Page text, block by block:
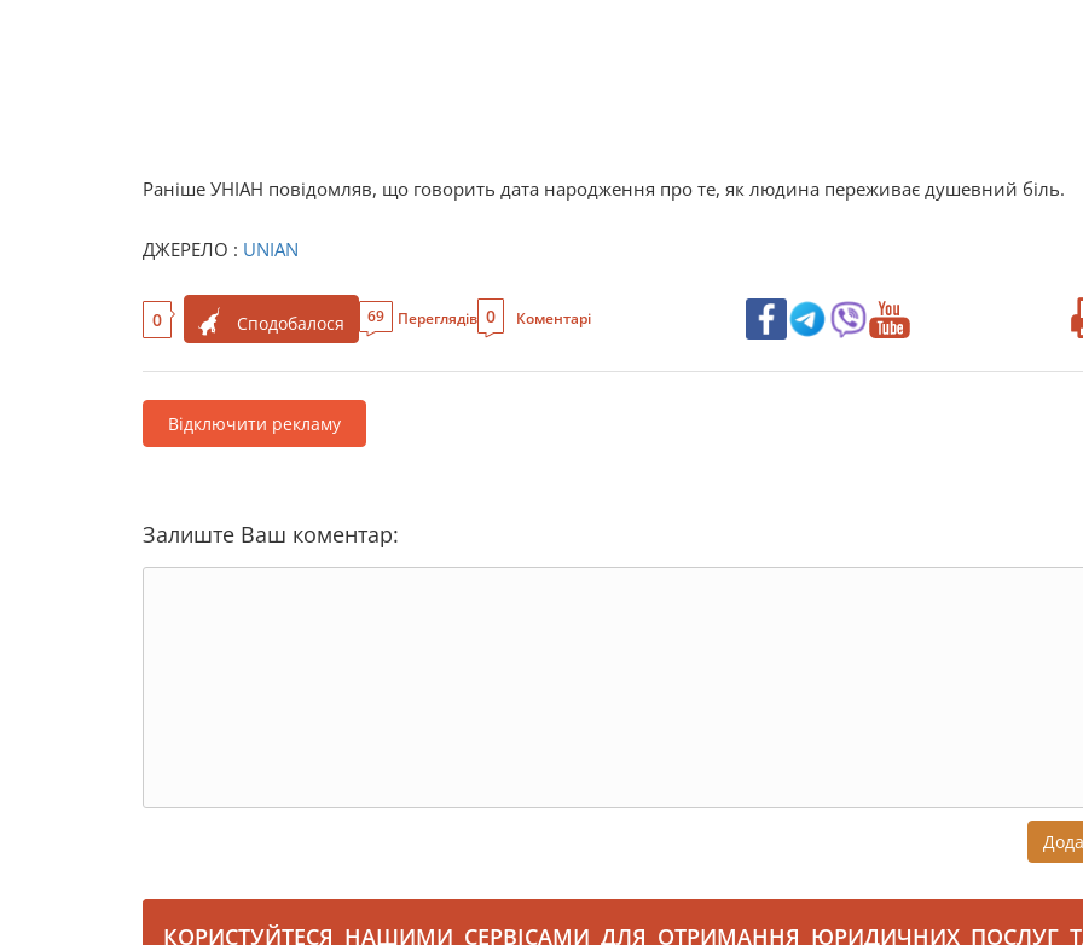
Раніше УНІАН повідомляв, що говорить дата народження про те, як людина переживає душевний біль.
ДЖЕРЕЛО : UNIAN
0 Сподобалося 69 Переглядів 0 Коментарі
Відключити рекламу
Залиште Ваш коментар:
КОРИСТУЙТЕСЯ НАШИМИ СЕРВІСАМИ ДЛЯ ОТРИМАННЯ ЮРИДИЧНИХ ПОСЛУГ